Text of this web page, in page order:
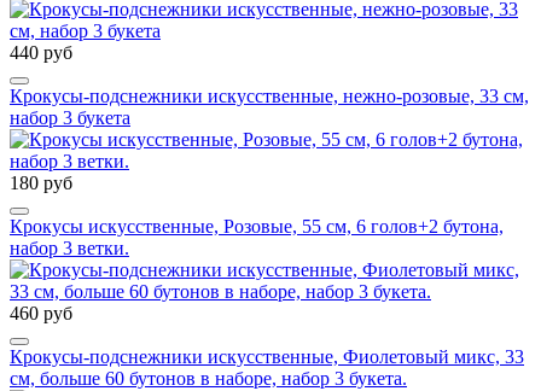
440 руб
Крокусы-подснежники искусственные, нежно-розовые, 33 см,
набор 3 букета
180 руб
Крокусы искусственные, Розовые, 55 см, 6 голов+2 бутона,
набор 3 ветки.
460 руб
Крокусы-подснежники искусственные, Фиолетовый микс, 33
см, больше 60 бутонов в наборе, набор 3 букета.